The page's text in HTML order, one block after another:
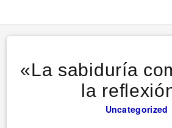
«La sabiduría
la
Uncategorized